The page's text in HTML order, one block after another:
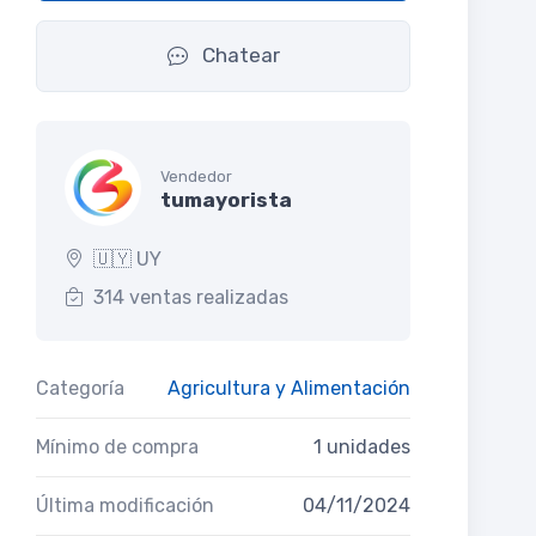
Chatear
Vendedor
tumayorista
🇺🇾 UY
314 ventas realizadas
Categoría Agricultura y Alimentación
Mínimo de compra 1 unidades
Última modificación 04/11/2024